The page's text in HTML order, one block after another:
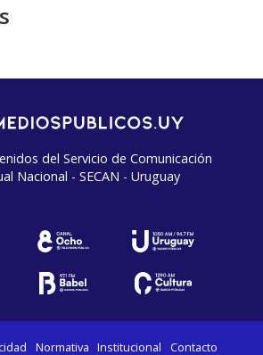
del Servicio de Comunicación
Nacional - SECAN - Uruguay
Normativa Institucional Contacto